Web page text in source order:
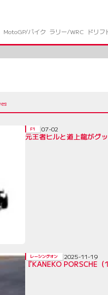
MotoGP/バイク ラリー/WRC ドリフ
元王者ヒルと道上龍がグ
F1 07-02
『KANEKO PORSCHE（
レーシングオン 2025-11-19